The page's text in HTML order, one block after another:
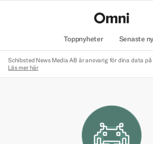
Toppnyheter Senaste
Schibsted News Media AB är ansvarig för dina data
Läs mer här